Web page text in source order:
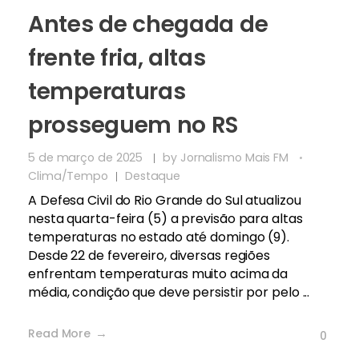
Antes de chegada de
frente fria, altas
temperaturas
prosseguem no RS
5 de março de 2025 by Jornalismo Mais FM
Clima/Tempo
Destaque
A Defesa Civil do Rio Grande do Sul atualizou
nesta quarta-feira (5) a previsão para altas
temperaturas no estado até domingo (9).
Desde 22 de fevereiro, diversas regiões
enfrentam temperaturas muito acima da
média, condição que deve persistir por pelo ...
Read More 0